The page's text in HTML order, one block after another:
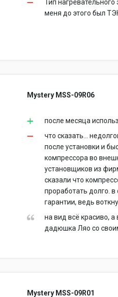
Тип
меня до этого был
Mystery MSS-09R06
после месяца
что сказать...
после установки и
компрессора во
установщиков из
сказали что
проработать долго.
гарантии, ведь
на вид всё красиво,
дадюшка Ляо со
Mystery MSS-09R01